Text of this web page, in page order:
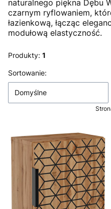
naturalnego piękna Dębu
czarnym ryflowaniem,
łazienkową, łącząc
modułową elastyczność.
Produkty: 1
Lista produktów
Sortowanie:
Domyślne